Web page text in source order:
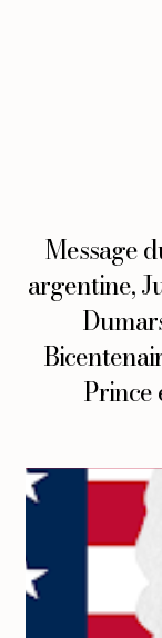
Message
argentine,
Prince